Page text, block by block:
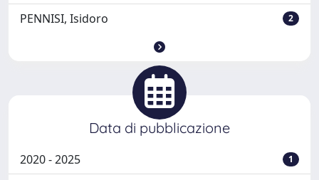
PENNISI, Isidoro 2
Data di pubblicazione
2020 - 2025 1